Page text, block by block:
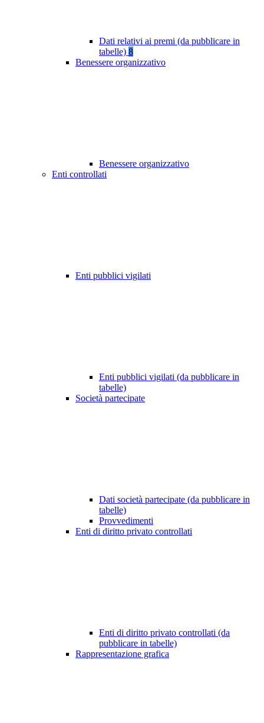
Dati relativi ai premi (da pubblicare in
tabelle) 8
Benessere organizzativo
Benessere organizzativo
Enti controllati
Enti pubblici vigilati
Enti pubblici vigilati (da pubblicare in
tabelle)
Società partecipate
Dati società partecipate (da pubblicare in
tabelle)
Provvedimenti
Enti di diritto privato controllati
Enti di diritto privato controllati (da
pubblicare in tabelle)
Rappresentazione grafica